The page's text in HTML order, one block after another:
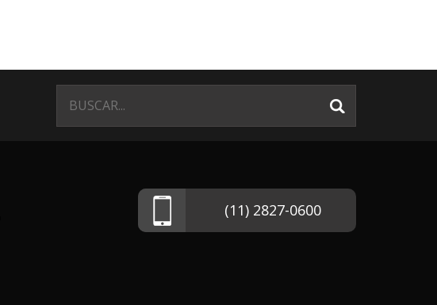
(11) 2827-0600